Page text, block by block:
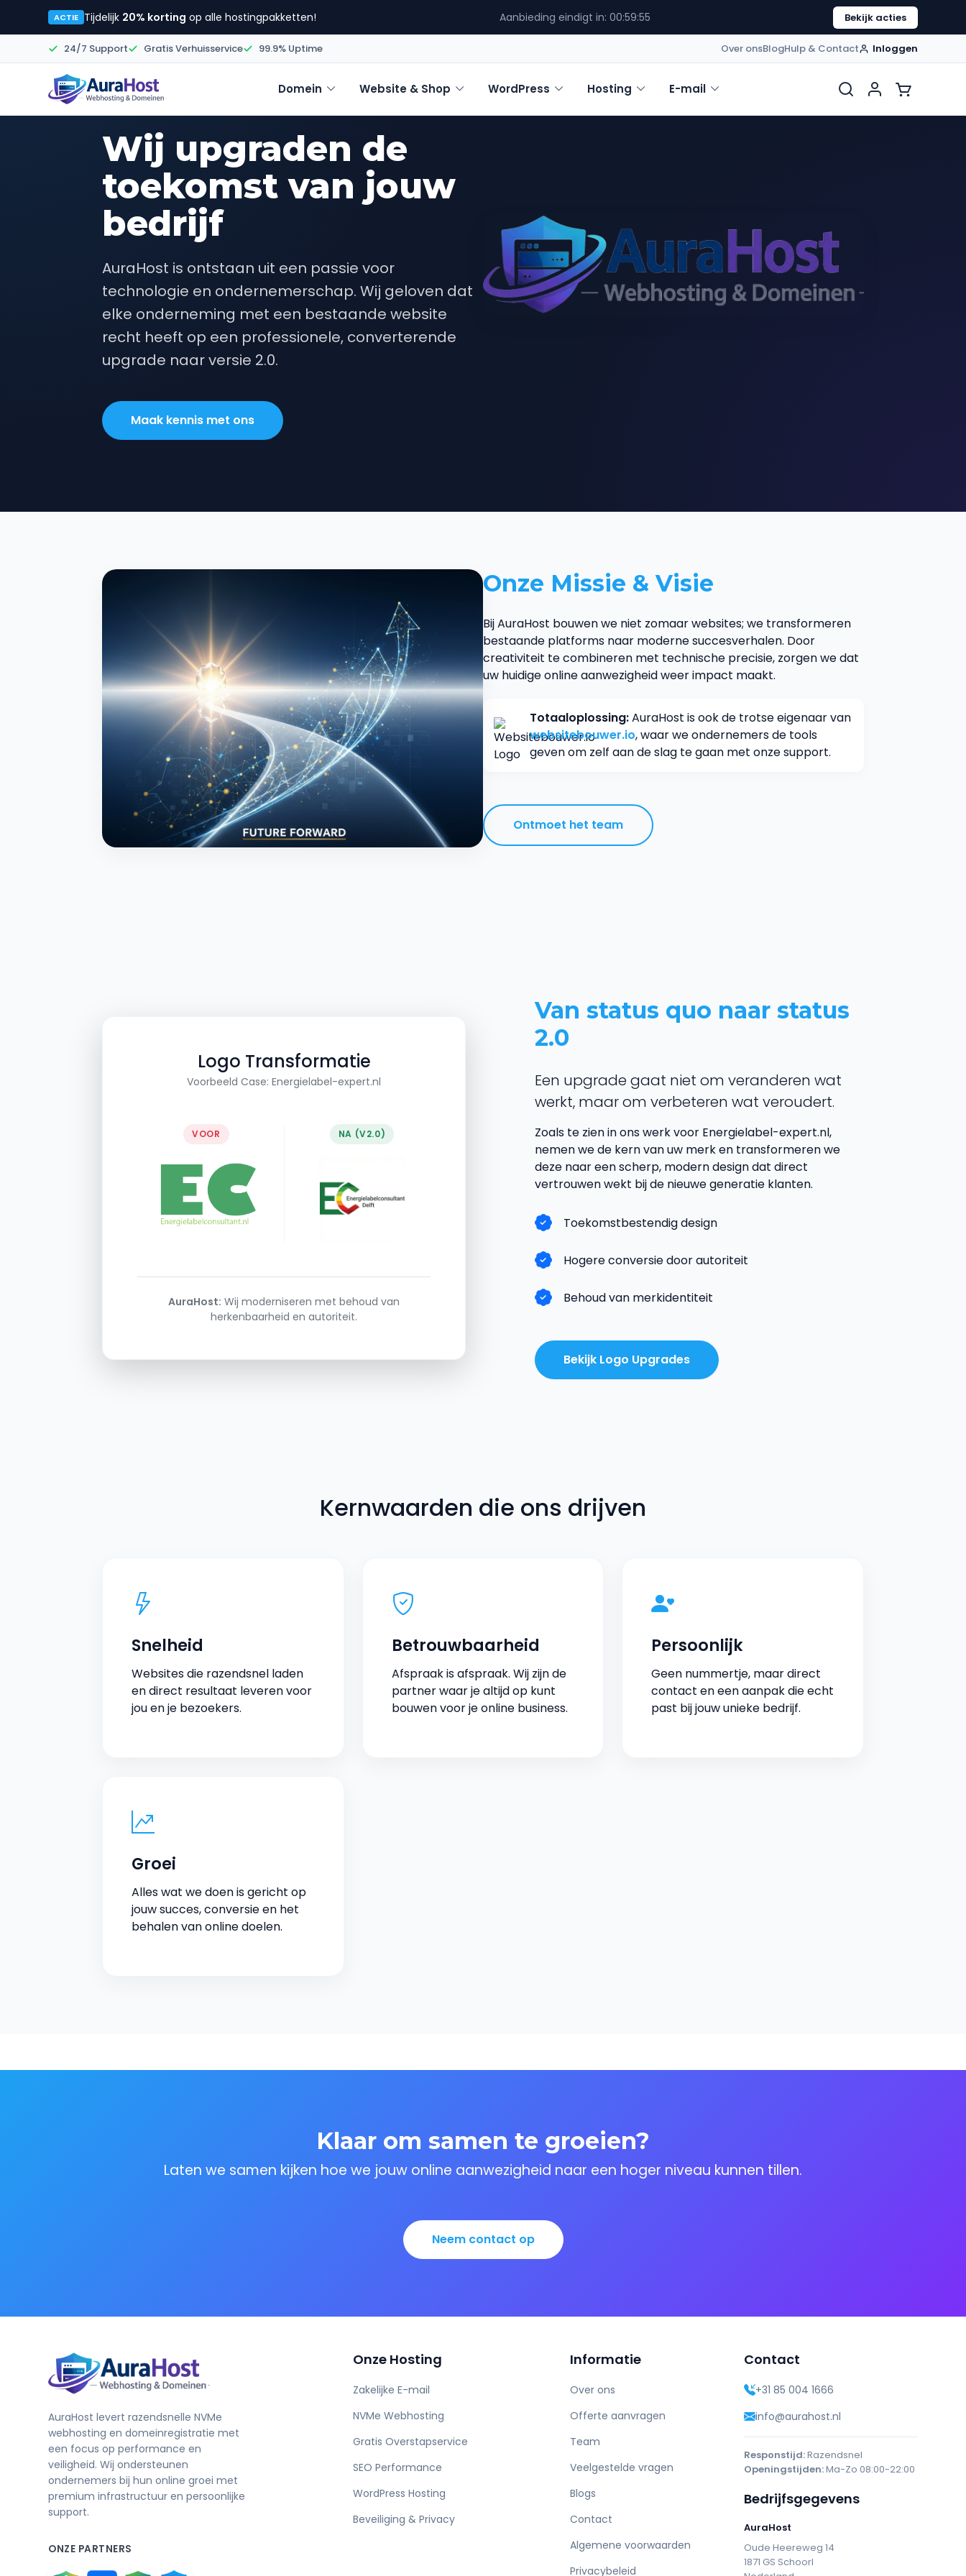
ACTIE Tijdelijk 20% korting op alle hostingpakketten! Aanbieding eindigt in: 00:59:52 Bekijk acties
24/7 Support Gratis Verhuisservice 99.9% Uptime Over onsBlogHulp & Contact Inloggen
Domein Website & Shop WordPress Hosting E-mail
OVER AURAHOST
Wij upgraden de
toekomst van jouw
bedrijf
AuraHost is ontstaan uit een passie voor
technologie en ondernemerschap. Wij geloven dat
elke onderneming met een bestaande website
recht heeft op een professionele, converterende
upgrade naar versie 2.0.
Maak kennis met ons
Onze Missie & Visie
Bij AuraHost bouwen we niet zomaar websites; we transformeren
bestaande platforms naar moderne succesverhalen. Door
creativiteit te combineren met technische precisie, zorgen we dat
uw huidige online aanwezigheid weer impact maakt.
Totaaloplossing:AuraHost is ook de trotse eigenaar van
websitebouwer.io, waar we ondernemers de tools
geven om zelf aan de slag te gaan met onze support.
Ontmoet het team
Logo Transformatie
Voorbeeld Case: Energielabel-expert.nl
VOOR NA (V2.0)
AuraHost: Wij moderniseren met behoud van
herkenbaarheid en autoriteit.
Van status quo naar status
2.0
Een upgrade gaat niet om veranderen wat
werkt, maar om verbeteren wat veroudert.
Zoals te zien in ons werk voor Energielabel-expert.nl,
nemen we de kern van uw merk en transformeren we
deze naar een scherp, modern design dat direct
vertrouwen wekt bij de nieuwe generatie klanten.
Toekomstbestendig design
Hogere conversie door autoriteit
Behoud van merkidentiteit
Bekijk Logo Upgrades
Kernwaarden die ons drijven
Snelheid
Websites die razendsnel laden
en direct resultaat leveren voor
jou en je bezoekers.
Betrouwbaarheid
Afspraak is afspraak. Wij zijn de
partner waar je altijd op kunt
bouwen voor je online business.
Persoonlijk
Geen nummertje, maar direct
contact en een aanpak die echt
past bij jouw unieke bedrijf.
Groei
Alles wat we doen is gericht op
jouw succes, conversie en het
behalen van online doelen.
Klaar om samen te groeien?
Laten we samen kijken hoe we jouw online aanwezigheid naar een hoger niveau kunnen tillen.
Neem contact op
AuraHost levert razendsnelle NVMe
webhosting en domeinregistratie met
een focus op performance en
veiligheid. Wij ondersteunen
ondernemers bij hun online groei met
premium infrastructuur en persoonlijke
support.
ONZE PARTNERS
Onze Hosting
Zakelijke E-mail
NVMe Webhosting
Gratis Overstapservice
SEO Performance
WordPress Hosting
Beveiliging & Privacy
Informatie
Over ons
Offerte aanvragen
Team
Veelgestelde vragen
Blogs
Contact
Algemene voorwaarden
Privacybeleid
Contact
+31 85 004 1666
info@aurahost.nl
Responstijd:Razendsnel
Openingstijden:Ma-Zo 08:00-22:00
Bedrijfsgegevens
AuraHost
Oude Heereweg 14
1871 GS Schoorl